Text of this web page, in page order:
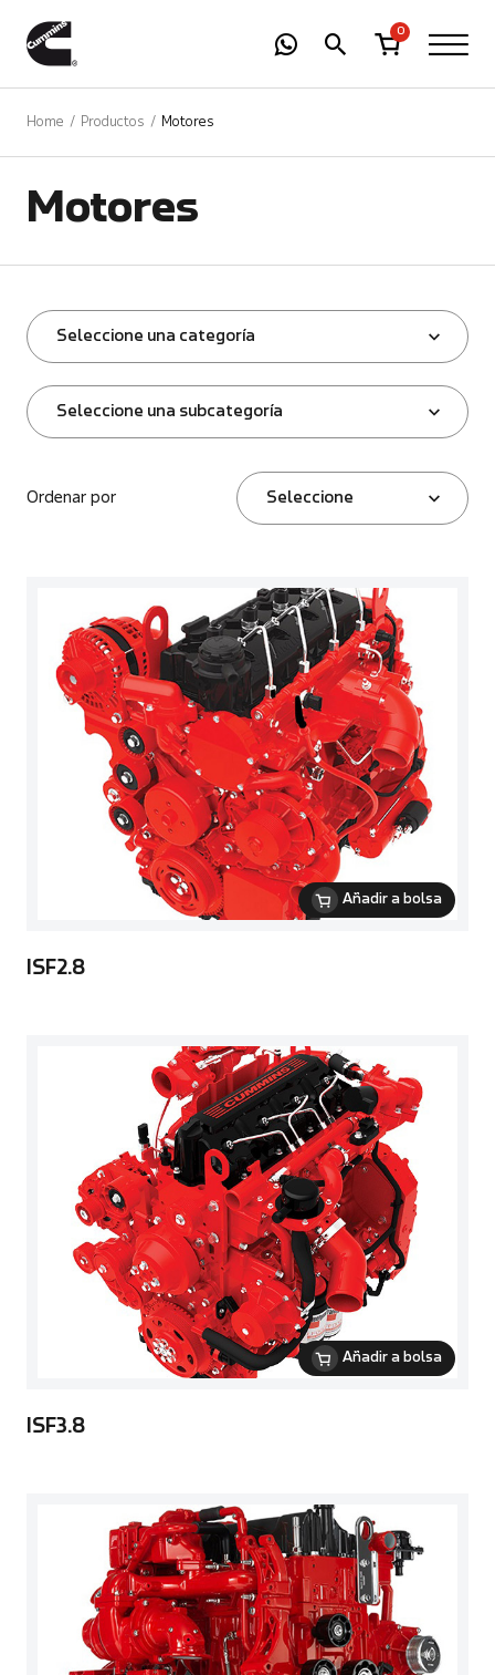
0
Home Productos Motores
Motores
Seleccione una categoría
Seleccione una subcategoría
Ordenar por Seleccione
Añadir a bolsa
ISF2.8
Añadir a bolsa
ISF3.8